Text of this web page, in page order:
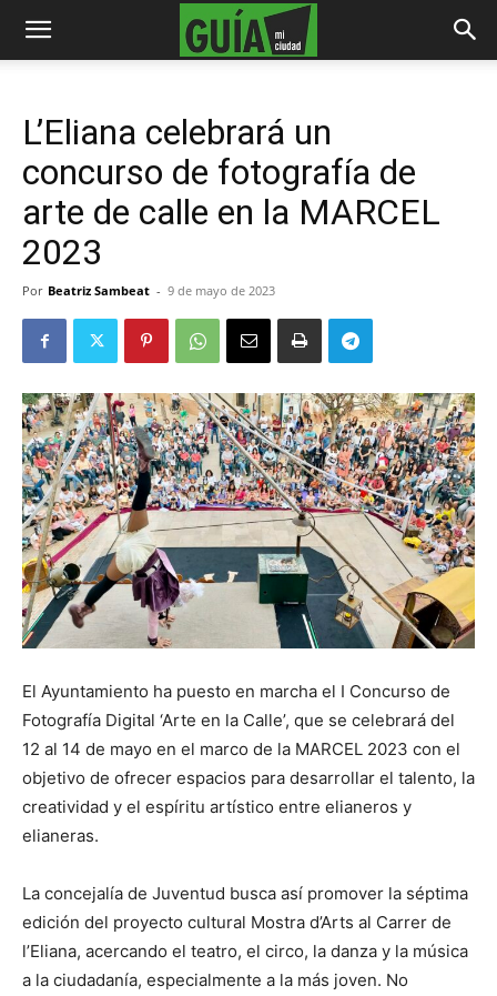
L’Eliana celebrará un
concurso de fotografía de
arte de calle en la MARCEL
2023
Por Beatriz Sambeat - 9 de mayo de 2023
El Ayuntamiento ha puesto en marcha el I Concurso de
Fotografía Digital ‘Arte en la Calle’, que se celebrará del
12 al 14 de mayo en el marco de la MARCEL 2023 con el
objetivo de ofrecer espacios para desarrollar el talento, la
creatividad y el espíritu artístico entre elianeros y
elianeras.
La concejalía de Juventud busca así promover la séptima
edición del proyecto cultural Mostra d’Arts al Carrer de
l’Eliana, acercando el teatro, el circo, la danza y la música
a la ciudadanía, especialmente a la más joven. No